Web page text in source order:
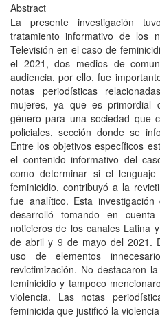
Abstract
La presente investigación
tratamiento informativo de los
Televisión en el caso de
el 2021, dos medios de
audiencia, por ello, fue
notas periodísticas
mujeres, ya que es primordial
género para una sociedad que
policiales, sección donde se
Entre los objetivos específicos
el contenido informativo del
como determinar si el
feminicidio, contribuyó a la
fue analítico. Esta
desarrolló tomando en
noticieros de los canales Latina
de abril y 9 de mayo del 2021.
uso de elementos
revictimización. No destacaron
feminicidio y tampoco
violencia. Las notas
feminicida que justificó la